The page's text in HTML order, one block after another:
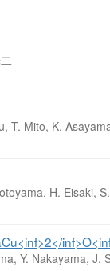
T. Mito, K.
H. Eisaki,
Y. Nakayama, J.